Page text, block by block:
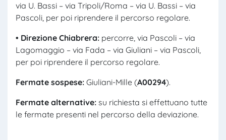
via U. Bassi – via Tripoli/Roma – via U. Bassi – via
Pascoli, per poi riprendere il percorso regolare.
• Direzione Chiabrera: percorre, via Pascoli – via
Lagomaggio – via Fada – via Giuliani – via Pascoli,
per poi riprendere il percorso regolare.
Fermate sospese: Giuliani-Mille (A00294).
Fermate alternative: su richiesta si effettuano tutte
le fermate presenti nel percorso della deviazione.